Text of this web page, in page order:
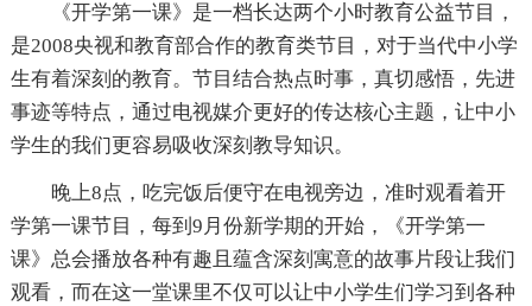
《开学第一课》是一档长达两个小时教育公益节目，
是2008央视和教育部合作的教育类节目，对于当代中小学
生有着深刻的教育。节目结合热点时事，真切感悟，先进
事迹等特点，通过电视媒介更好的传达核心主题，让中小
学生的我们更容易吸收深刻教导知识。
晚上8点，吃完饭后便守在电视旁边，准时观看着开
学第一课节目，每到9月份新学期的开始，《开学第一
课》总会播放各种有趣且蕴含深刻寓意的故事片段让我们
观看，而在这一堂课里不仅可以让中小学生们学习到各种